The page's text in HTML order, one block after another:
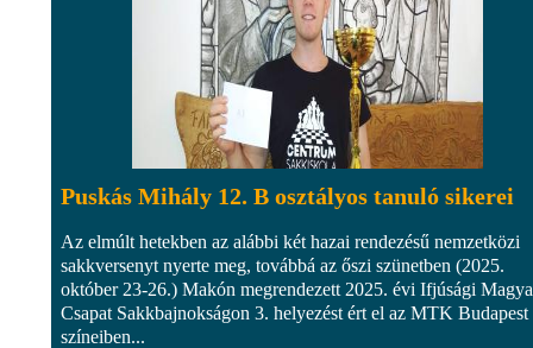
Puskás Mihály 12. B osztályos tanuló sikerei
Az elmúlt hetekben az alábbi két hazai rendezésű nemzetközi
sakkversenyt nyerte meg, továbbá az őszi szünetben (2025.
október 23-26.) Makón megrendezett 2025. évi Ifjúsági
Csapat Sakkbajnokságon 3. helyezést ért el az MTK Budapest
színeiben...